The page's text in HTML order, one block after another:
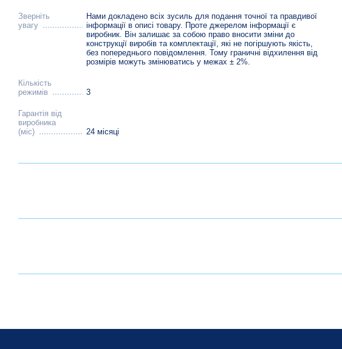
Зверніть
увагу
Нами докладено всіх зусиль для подання точної та правдивої
інформації в описі товару. Проте джерелом інформації є
виробник. Він залишає за собою право вносити зміни до
конструкції виробів та комплектації, які не погіршують якість,
без попереднього повідомлення. Тому граничні відхилення від
розмірів можуть змінюватись у межах ± 2%.
Кількість
режимів
3
Гарантія від
виробника
(міс)
24 місяці